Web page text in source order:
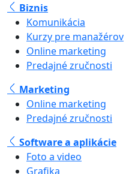
Biznis
Komunikácia
Kurzy pre manažérov
Online marketing
Predajné zručnosti
Marketing
Online marketing
Predajné zručnosti
Software a aplikácie
Foto a video
Grafika